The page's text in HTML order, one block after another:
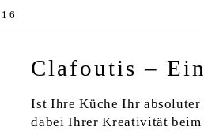
Clafoutis –
Ist Ihre Küche Ihr
dabei Ihrer Kreativität beim